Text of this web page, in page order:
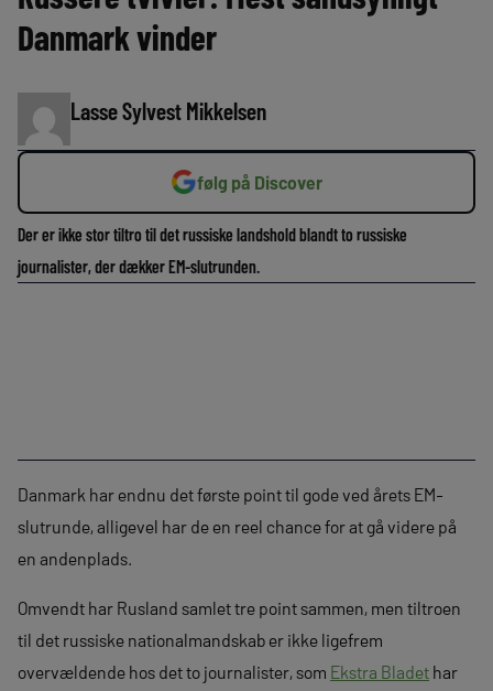
Danmark vinder
Lasse Sylvest Mikkelsen
følg på Discover
Der er ikke stor tiltro til det russiske landshold blandt to russiske
journalister, der dækker EM-slutrunden.
Danmark har endnu det første point til gode ved årets EM-
slutrunde, alligevel har de en reel chance for at gå videre på
en andenplads.
Omvendt har Rusland samlet tre point sammen, men tiltroen
til det russiske nationalmandskab er ikke ligefrem
overvældende hos det to journalister, som Ekstra Bladet har